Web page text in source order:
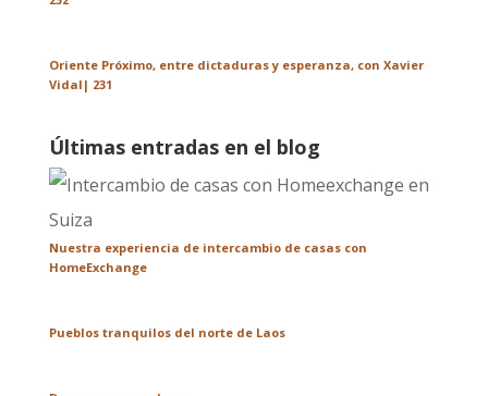
Oriente Próximo, entre dictaduras y esperanza, con Xavier
Vidal| 231
Últimas entradas en el blog
Nuestra experiencia de intercambio de casas con
HomeExchange
Pueblos tranquilos del norte de Laos